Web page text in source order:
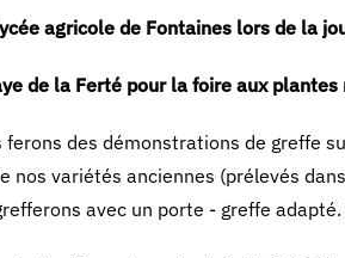
agricole de Fontaines lors de la
de la Ferté pour la foire aux plantes
ferons des démonstrations de greffe
nos variétés anciennes (prélevés
avec un porte - greffe